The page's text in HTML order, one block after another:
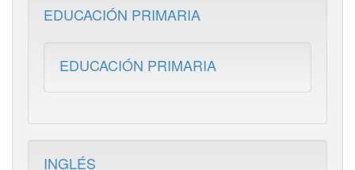
EDUCACIÓN PRIMARIA
EDUCACIÓN PRIMARIA
INGLÉS